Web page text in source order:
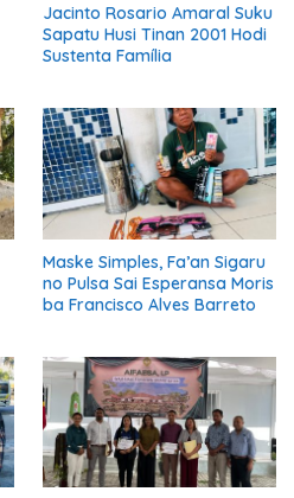
Jacinto Rosario Amaral Suku
Sapatu Husi Tinan 2001 Hodi
Sustenta Família
Maske Simples, Fa’an Sigaru
no Pulsa Sai Esperansa Moris
ba Francisco Alves Barreto